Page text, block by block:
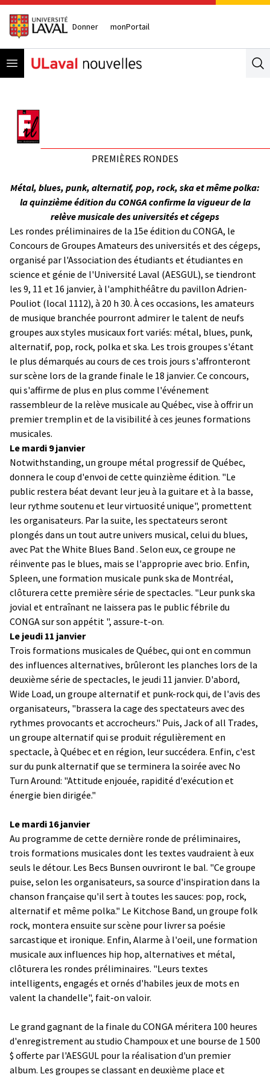
Donner monPortail
Open menu
PREMIÈRES RONDES
Métal, blues, punk, alternatif, pop, rock, ska et même polka:
la quinzième édition du CONGA confirme la vigueur de la
relève musicale des universités et cégeps
Les rondes préliminaires de la 15e édition du CONGA, le
Concours de Groupes Amateurs des universités et des cégeps,
organisé par l'Association des étudiants et étudiantes en
science et génie de l'Université Laval (AESGUL), se tiendront
les 9, 11 et 16 janvier, à l'amphithéâtre du pavillon Adrien-
Pouliot (local 1112), à 20 h 30. À ces occasions, les amateurs
de musique branchée pourront admirer le talent de neufs
groupes aux styles musicaux fort variés: métal, blues, punk,
alternatif, pop, rock, polka et ska. Les trois groupes s'étant
le plus démarqués au cours de ces trois jours s'affronteront
sur scène lors de la grande finale le 18 janvier. Ce concours,
qui s'affirme de plus en plus comme l'événement
rassembleur de la relève musicale au Québec, vise à offrir un
premier tremplin et de la visibilité à ces jeunes formations
musicales.
Le mardi 9 janvier
Notwithstanding, un groupe métal progressif de Québec,
donnera le coup d'envoi de cette quinzième édition. "Le
public restera béat devant leur jeu à la guitare et à la basse,
leur rythme soutenu et leur virtuosité unique", promettent
les organisateurs. Par la suite, les spectateurs seront
plongés dans un tout autre univers musical, celui du blues,
avec Pat the White Blues Band . Selon eux, ce groupe ne
réinvente pas le blues, mais se l'approprie avec brio. Enfin,
Spleen, une formation musicale punk ska de Montréal,
clôturera cette première série de spectacles. "Leur punk ska
jovial et entraînant ne laissera pas le public fébrile du
CONGA sur son appétit ", assure-t-on.
Le jeudi 11 janvier
Trois formations musicales de Québec, qui ont en commun
des influences alternatives, brûleront les planches lors de la
deuxième série de spectacles, le jeudi 11 janvier. D'abord,
Wide Load, un groupe alternatif et punk-rock qui, de l'avis des
organisateurs, "brassera la cage des spectateurs avec des
rythmes provocants et accrocheurs." Puis, Jack of all Trades,
un groupe alternatif qui se produit régulièrement en
spectacle, à Québec et en région, leur succédera. Enfin, c'est
sur du punk alternatif que se terminera la soirée avec No
Turn Around: "Attitude enjouée, rapidité d'exécution et
énergie bien dirigée."
Le mardi 16 janvier
Au programme de cette dernière ronde de préliminaires,
trois formations musicales dont les textes vaudraient à eux
seuls le détour. Les Becs Bunsen ouvriront le bal. "Ce groupe
puise, selon les organisateurs, sa source d'inspiration dans la
chanson française qu'il sert à toutes les sauces: pop, rock,
alternatif et même polka." Le Kitchose Band, un groupe folk
rock, montera ensuite sur scène pour livrer sa poésie
sarcastique et ironique. Enfin, Alarme à l'oeil, une formation
musicale aux influences hip hop, alternatives et métal,
clôturera les rondes préliminaires. "Leurs textes
intelligents, engagés et ornés d'habiles jeux de mots en
valent la chandelle", fait-on valoir.
Le grand gagnant de la finale du CONGA méritera 100 heures
d'enregistrement au studio Champoux et une bourse de 1 500
$ offerte par l'AESGUL pour la réalisation d'un premier
album. Les groupes se classant en deuxième place et